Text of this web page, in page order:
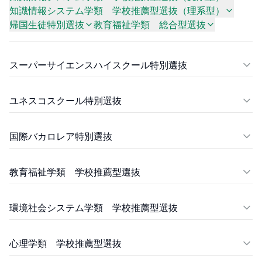
知識情報システム学類 学校推薦型選抜（理系型）
帰国生徒特別選抜
教育福祉学類 総合型選抜
スーパーサイエンスハイスクール特別選抜
ユネスコスクール特別選抜
国際バカロレア特別選抜
教育福祉学類 学校推薦型選抜
環境社会システム学類 学校推薦型選抜
心理学類 学校推薦型選抜